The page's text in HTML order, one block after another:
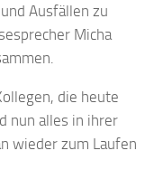
Ausfällen zu
Micha
die heute
nun alles in ihrer
wieder zum Laufen